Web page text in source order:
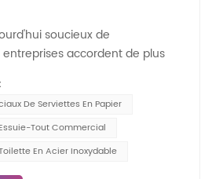
soucieux de
accordent de plus
les normes
aussi pour répondre aux
Un domaine souvent
des déchets réside dans la
De Serviettes En Papier
Tout Commercial
En Acier Inoxydable